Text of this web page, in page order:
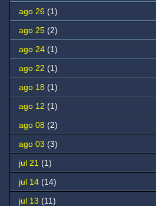
ago 26 (1)
ago 25 (2)
ago 24 (1)
ago 22 (1)
ago 18 (1)
ago 12 (1)
ago 08 (2)
ago 03 (3)
jul 21 (1)
jul 14 (14)
jul 13 (11)